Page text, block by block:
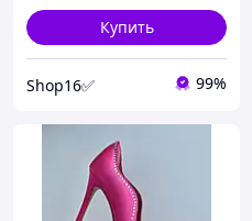
Купить
Shop16✅ 99%